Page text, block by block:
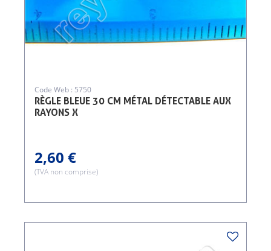
RÈGLE BLEUE 30 CM MÉTAL DÉTECTABLE AUX
RAYONS X
Code Web : 5750
2,60 €
(TVA non comprise)